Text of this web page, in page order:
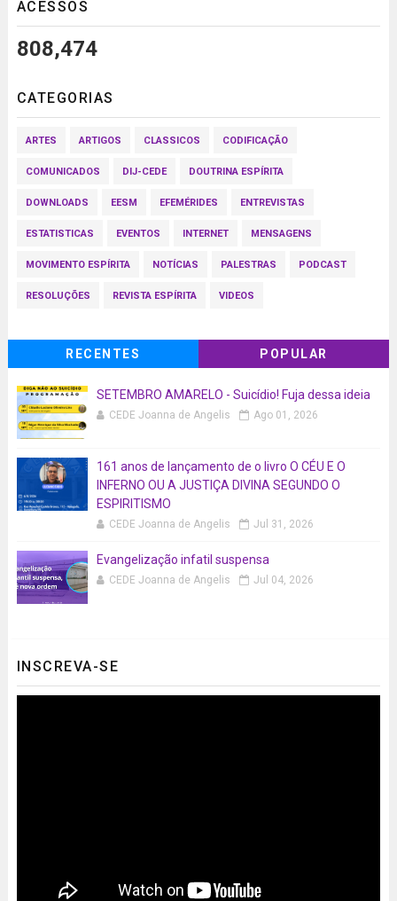
ACESSOS
808,474
CATEGORIAS
ARTES ARTIGOS CLASSICOS CODIFICAÇÃO
COMUNICADOS DIJ-CEDE DOUTRINA ESPÍRITA
DOWNLOADS EESM EFEMÉRIDES ENTREVISTAS
ESTATISTICAS EVENTOS INTERNET MENSAGENS
MOVIMENTO ESPÍRITA NOTÍCIAS PALESTRAS PODCAST
RESOLUÇÕES REVISTA ESPÍRITA VIDEOS
RECENTES POPULAR
SETEMBRO AMARELO - Suicídio! Fuja dessa ideia
CEDE Joanna de Angelis Ago 01, 2026
161 anos de lançamento de o livro O CÉU E O
INFERNO OU A JUSTIÇA DIVINA SEGUNDO O
ESPIRITISMO
CEDE Joanna de Angelis Jul 31, 2026
Evangelização infatil suspensa
CEDE Joanna de Angelis Jul 04, 2026
INSCREVA-SE